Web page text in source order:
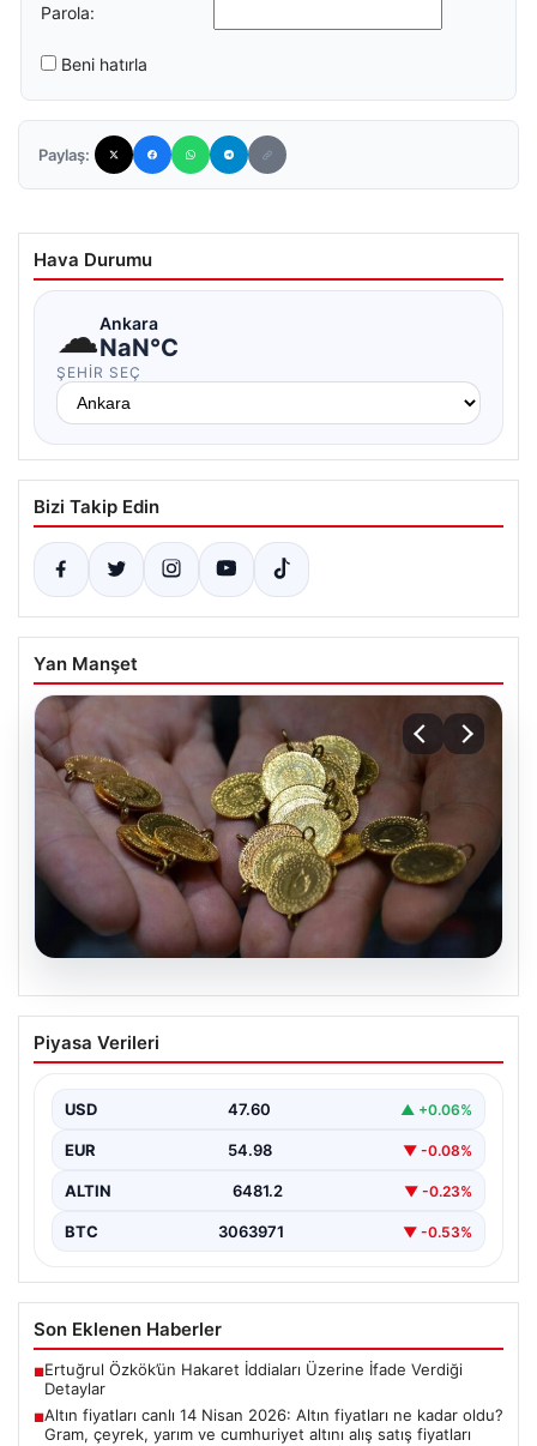
Parola:
Beni hatırla
Paylaş:
Hava Durumu
☁Ankara
NaN°C
ŞEHIR SEÇ
Bizi Takip Edin
Yan Manşet
05.08.2026
Altın fiyatları canlı 14 Nisan 2026: Altın
fiyatları ne kadar oldu? Gram, çeyrek,
fiyatları
Piyasa Verileri
USD 47.60 ▲ +0.06%
EUR 54.98 ▼ -0.08%
ALTIN 6481.2 ▼ -0.23%
BTC 3063971 ▼ -0.53%
Son Eklenen Haberler
■Ertuğrul Özkök’ün Hakaret İddiaları Üzerine İfade Verdiği
Detaylar
■Altın fiyatları canlı 14 Nisan 2026: Altın fiyatları ne kadar oldu?
Gram, çeyrek, yarım ve cumhuriyet altını alış satış fiyatları